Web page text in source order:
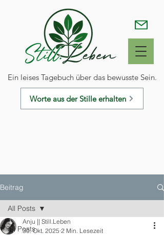
Ein leises Tagebuch über das bewusste Sein.
Worte aus der Stille erhalten
Beitrag
All Posts
All Posts
Anju || Still.Leben
30. Okt. 2025 2 Min. Lesezeit